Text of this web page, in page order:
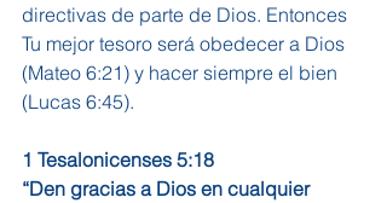
directivas de parte de Dios. Entonces
Tu mejor tesoro será obedecer a Dios
(Mateo 6:21) y hacer siempre el bien
(Lucas 6:45).
1 Tesalonicenses 5:18
“Den gracias a Dios en cualquier